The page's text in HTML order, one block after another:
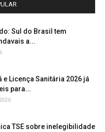
Sul do Brasil tem
a...
e Licença Sanitária 2026 já
para...
TSE sobre inelegibilidade